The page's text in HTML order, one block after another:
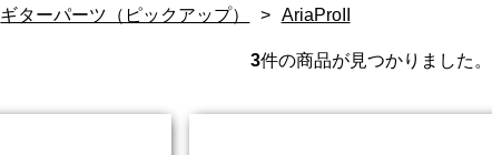
ギターパーツ（ピックアップ） > AriaProII
3件の商品が見つかりました。